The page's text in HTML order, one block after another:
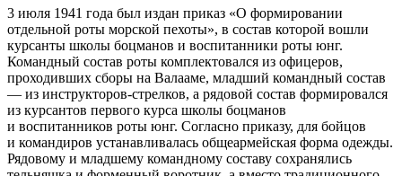
3 июля 1941 года был издан приказ «О формировании
отдельной роты морской пехоты», в состав которой вошли
курсанты школы боцманов и воспитанники роты юнг.
Командный состав роты комплектовался из офицеров,
проходивших сборы на Валааме, младший командный состав
— из инструкторов-стрелков, а рядовой состав формировался
из курсантов первого курса школы боцманов
и воспитанников роты юнг. Согласно приказу, для бойцов
и командиров устанавливалась общеармейская форма одежды.
Рядовому и младшему командному составу сохранялись